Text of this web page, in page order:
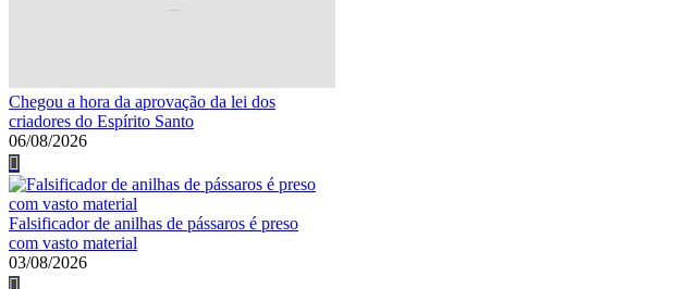
Chegou a hora da aprovação da lei dos
criadores do Espírito Santo
06/08/2026
Falsificador de anilhas de pássaros é preso
com vasto material
03/08/2026